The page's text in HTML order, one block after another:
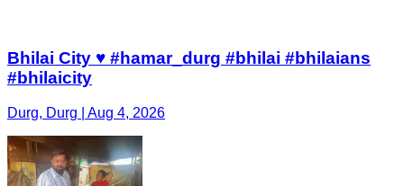
Bhilai City ♥️ #hamar_durg #bhilai #bhilaians
#bhilaicity
Durg, Durg | Aug 4, 2026